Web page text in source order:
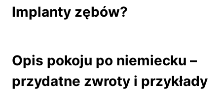
Implanty zębów?
Opis pokoju po niemiecku –
przydatne zwroty i przykłady